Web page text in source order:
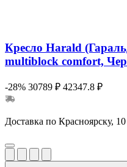
Кресло Harald
multiblock comfort,
-28% 30789 ₽ 42347.8 ₽
Доставка по Красноярску, 10